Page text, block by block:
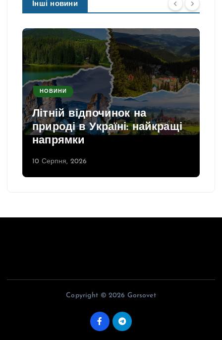
Інші новини
НОВИНИ
Літній відпочинок на
природі в Україні: найкращі
напрямки
10 Серпня, 2026
Copyright © 2026 Gorsovet